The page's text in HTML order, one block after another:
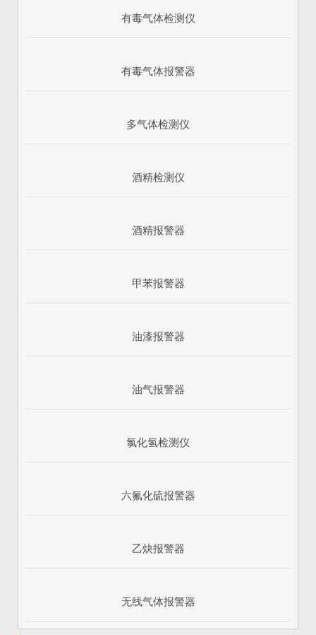
有毒气体检测仪
有毒气体报警器
多气体检测仪
酒精检测仪
酒精报警器
甲苯报警器
油漆报警器
油气报警器
氯化氢检测仪
六氟化硫报警器
乙炔报警器
无线气体报警器